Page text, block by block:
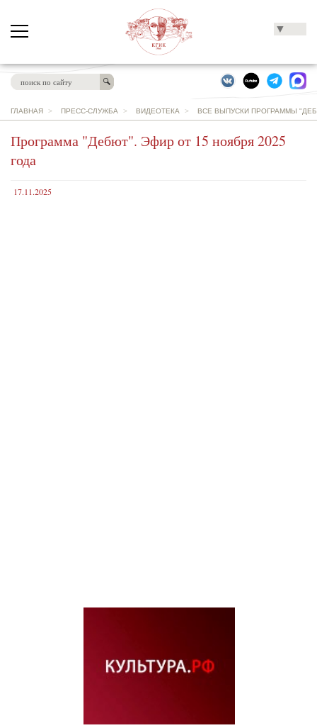
▼
ГЛАВНАЯ > ПРЕСС-СЛУЖБА > ВИДЕОТЕКА > ВСЕ ВЫПУСКИ ПРОГРАММЫ
Программа "Дебют". Эфир от 15 ноября 2025
года
17.11.2025